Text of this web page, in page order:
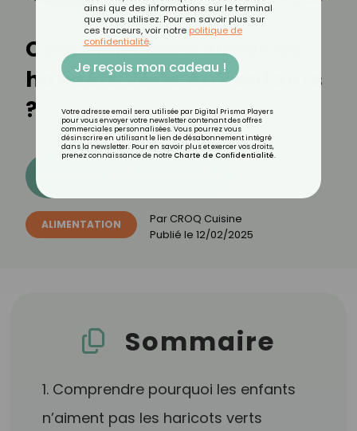
Comment faire aimer les
haricots verts aux enfants
?
ALIMENTATION Par CROQ Cuisine
Publié le 12/02/2025
Sommaire
1. Comprendre pourquoi les enfants
n’aiment pas les haricots verts
ainsi que des informations sur le terminal
que vous utilisez. Pour en savoir plus sur
ces traceurs, voir notre politique de
confidentialité.
Je reçois mon cadeau !
Votre adresse email sera utilisée par Digital Prisma Players
pour vous envoyer votre newsletter contenant des offres
commerciales personnalisées. Vous pourrez vous
désinscrire en utilisant le lien de désabonnement intégré
dans la newsletter. Pour en savoir plus et exercer vos droits,
prenez connaissance de notre Charte de Confidentialité.